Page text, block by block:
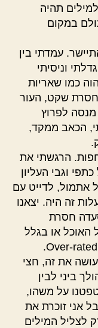
תהיה
במקום
עמדתי בין
וניסיתי
כמו שאריות
שקט, העור
לפרוץ
הכאב ממקד,
הרגשתי את
וגבי העליון
אתמול, לדייט עם
זה היה. יצאנו
חסרת
האוכל או בגלל
את זה, חצי
ביני לבין
על משהו,
אני זוכרת את
לצליל המילים